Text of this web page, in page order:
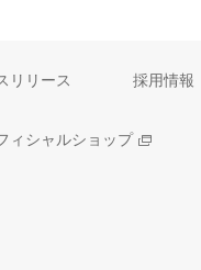
リリース 採用情報
ィシャルショップ